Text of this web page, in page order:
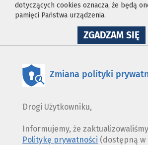
dotyczących cookies oznacza, że będą
pamięci Państwa urządzenia.
ZGADZAM SIĘNA
Zmiana polityki
Drogi Użytkowniku,
Informujemy, że
Politykę prywatności (dostępną w